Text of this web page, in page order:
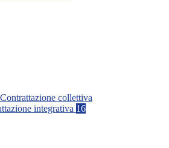
Contrattazione collettiva
integrativa 16